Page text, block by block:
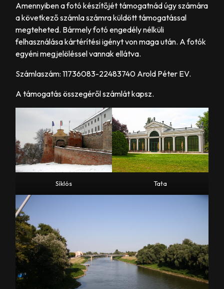
Amennyiben a fotó készítőjét támogatnád úgy számára
a következő számla számra küldött támogatással
megteheted. Bármely fotó engedély nélküli
felhasználása kártérítési igényt von maga után. A fotók
egyéni megjelöléssel vannak ellátva.
Számlaszám: 11736083-22483740 Arold Péter EV.
A támogatás összegéről számlát kapsz.
Síklós Tata